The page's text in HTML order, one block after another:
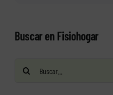
Buscar en Fisiohogar
Buscar: